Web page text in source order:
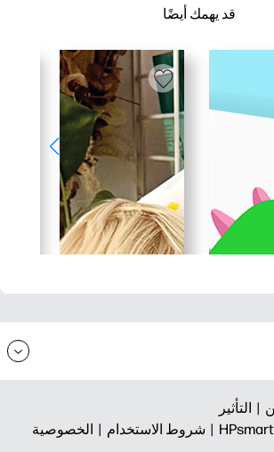
قد يهمك أيضًا
| التأثير
شروط الاستخدام | الخصوصية